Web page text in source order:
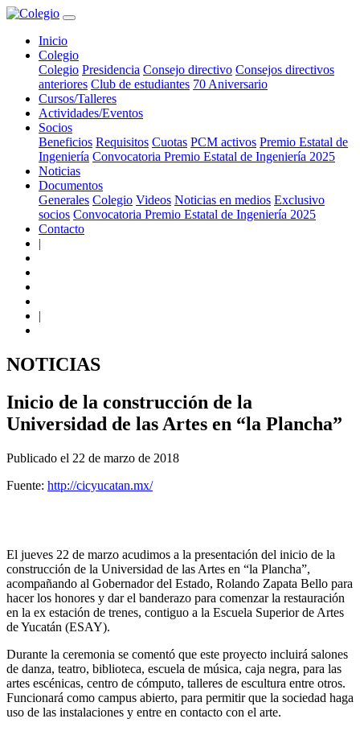
Inicio
Colegio
Colegio Presidencia Consejo directivo Consejos directivos
anteriores Club de estudiantes 70 Aniversario
Cursos/Talleres
Actividades/Eventos
Socios
Beneficios Requisitos Cuotas PCM activos Premio Estatal de
Ingeniería Convocatoria Premio Estatal de Ingeniería 2025
Noticias
Documentos
Generales Colegio Videos Noticias en medios Exclusivo
socios Convocatoria Premio Estatal de Ingeniería 2025
Contacto
|
|
NOTICIAS
Inicio de la construcción de la
Universidad de las Artes en “la Plancha”
Publicado el 22 de marzo de 2018
Fuente: http://cicyucatan.mx/
El jueves 22 de marzo acudimos a la presentación del inicio de la
construcción de la Universidad de las Artes en “la Plancha”,
acompañando al Gobernador del Estado, Rolando Zapata Bello para
hacer los honores y dar el banderazo para comenzar la restauración
en la ex estación de trenes, contiguo a la Escuela Superior de Artes
de Yucatán (ESAY).
Durante la ceremonia se comentó que este proyecto incluirá salones
de danza, teatro, biblioteca, escuela de música, caja negra, para las
artes escénicas, centro de cómputo, talleres de escultura entre otros.
Funcionará como campus abierto, para permitir que la sociedad haga
uso de las instalaciones y entre en contacto con el arte.